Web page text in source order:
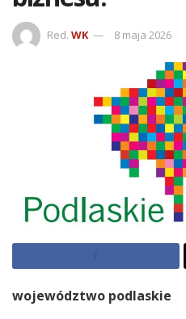
Red. WK 8 maja 2026
województwo podlaskie